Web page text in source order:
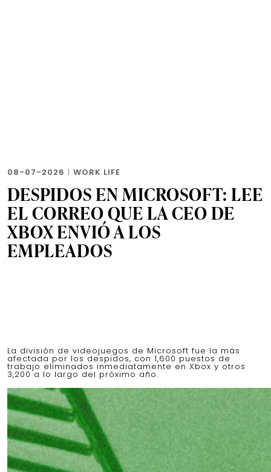
08-07-2026 | WORK LIFE
DESPIDOS EN MICROSOFT: LEE
EL CORREO QUE LA CEO DE
XBOX ENVIÓ A LOS
EMPLEADOS
La división de videojuegos de Microsoft fue la más
afectada por los despidos, con 1,600 puestos de
trabajo eliminados inmediatamente en Xbox y otros
3,200 a lo largo del próximo año.